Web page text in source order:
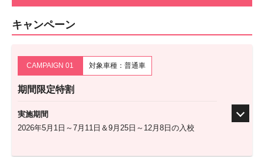
キャンペーン
CAMPAIGN 01 対象車種：普通車
期間限定特割
実施期間
2026年5月1日～7月11日＆9月25日～12月8日の入校